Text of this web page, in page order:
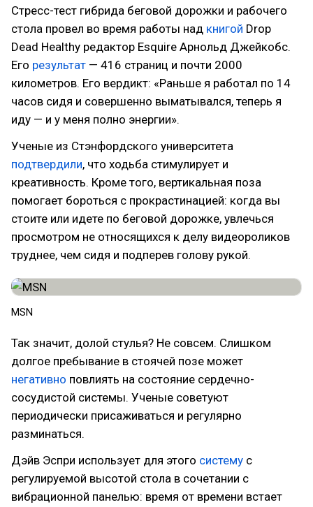
Стресс-тест гибрида беговой дорожки и рабочего
стола провел во время работы над книгой Drop
Dead Healthy редактор Esquire Арнольд Джейкобс.
Его результат — 416 страниц и почти 2000
километров. Его вердикт: «Раньше я работал по 14
часов сидя и совершенно выматывался, теперь я
иду — и у меня полно энергии».
Ученые из Стэнфордского университета
подтвердили, что ходьба стимулирует и
креативность. Кроме того, вертикальная поза
помогает бороться с прокрастинацией: когда вы
стоите или идете по беговой дорожке, увлечься
просмотром не относящихся к делу видеороликов
труднее, чем сидя и подперев голову рукой.
MSN
Так значит, долой стулья? Не совсем. Слишком
долгое пребывание в стоячей позе может
негативно повлиять на состояние сердечно-
сосудистой системы. Ученые советуют
периодически присаживаться и регулярно
разминаться.
Дэйв Эспри использует для этого систему с
регулируемой высотой стола в сочетании с
вибрационной панелью: время от времени встает